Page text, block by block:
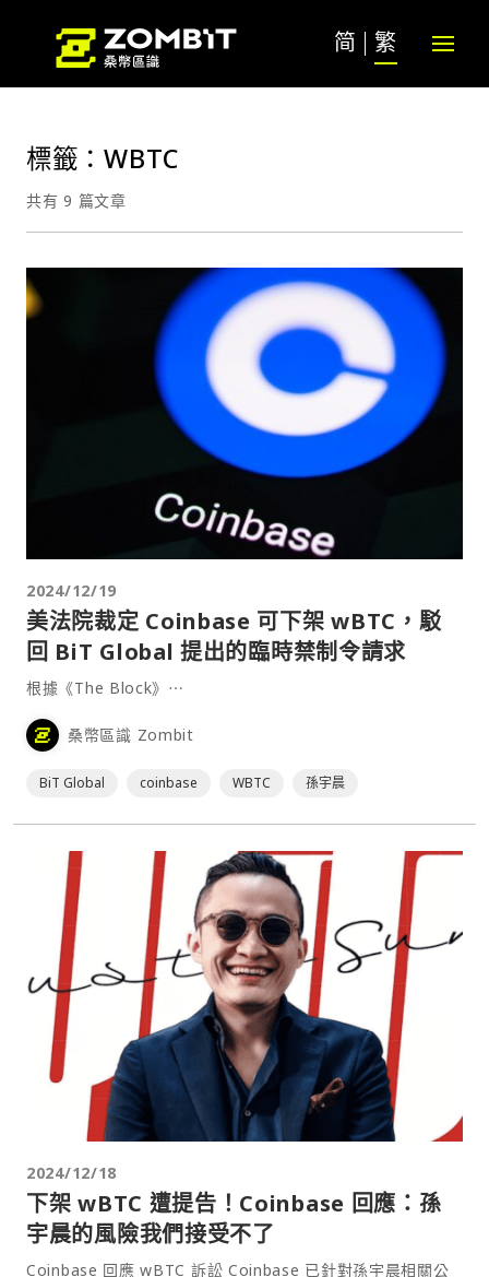
简 繁
標籤：WBTC
共有 9 篇文章
2024/12/19
美法院裁定 Coinbase 可下架 wBTC，駁
回 BiT Global 提出的臨時禁制令請求
根據《The Block》⋯
桑幣區識 Zombit
BiT Global coinbase WBTC 孫宇晨
2024/12/18
下架 wBTC 遭提告！Coinbase 回應：孫
宇晨的風險我們接受不了
Coinbase 回應 wBTC 訴訟 Coinbase 已針對孫宇晨相關公